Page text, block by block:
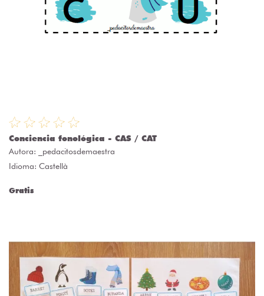
Conciencia fonológica - CAS / CAT
Autora:
_pedacitosdemaestra
Idioma: Castellà
Gratis